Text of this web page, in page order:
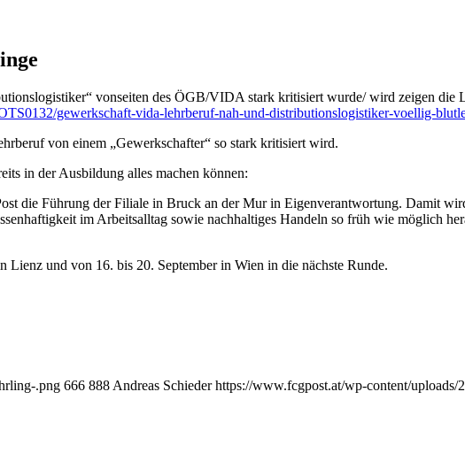
vonseiten des ÖGB/VIDA stark kritisiert wurde/ wird zeigen die
gewerkschaft-vida-lehrberuf-nah-und-distributionslogistiker-voellig-
von einem „Gewerkschafter“ so stark kritisiert wird.
in der Ausbildung alles machen können:
die Führung der Filiale in Bruck an der Mur in Eigenverantwortung. Damit
im Arbeitsalltag sowie nachhaltiges Handeln so früh wie möglich
und von 16. bis 20. September in Wien in die nächste Runde.
.png 666 888 Andreas Schieder https://www.fcgpost.at/wp-content/uploads/